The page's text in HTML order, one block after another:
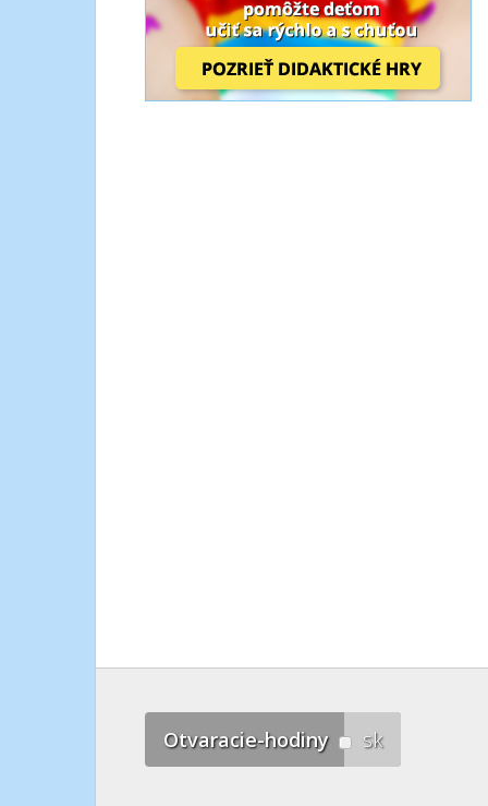
Otvaracie-hodiny sk